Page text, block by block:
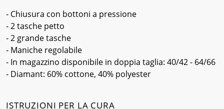
- Chiusura con bottoni a pressione
- 2 tasche petto
- 2 grande tasche
- Maniche regolabile
- In magazzino disponibile in doppia taglia: 40/42 - 64/66
- Diamant: 60% cottone, 40% polyester
ISTRUZIONI PER LA CURA